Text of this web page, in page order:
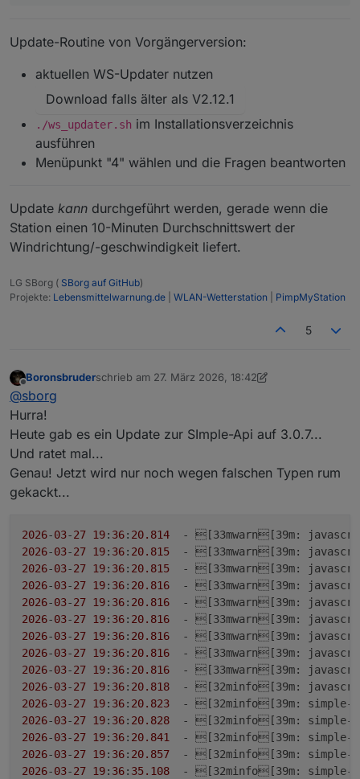
Update-Routine von Vorgängerversion:
aktuellen WS-Updater nutzen
Download falls älter als V2.12.1
./ws_updater.sh im Installationsverzeichnis
ausführen
Menüpunkt "4" wählen und die Fragen beantworten
Update kann durchgeführt werden, gerade wenn die
Station einen 10-Minuten Durchschnittswert der
Windrichtung/-geschwindigkeit liefert.
LG SBorg ( SBorg auf GitHub)
Projekte: Lebensmittelwarnung.de WLAN-Wetterstation PimpMyStation
5
Offline
Boronsbruderschrieb am 27. März 2026, 18:42
zuletzt editiert von Boronsbruder
@sborg
Hurra!
Heute gab es ein Update zur SImple-Api auf 3.0.7...
Und ratet mal...
Genau! Jetzt wird nur noch wegen falschen Typen rum
gekackt...
2026-03-27 19: 36: 20.814
  - [33mwarn[39
m:
2026-03-27 19: 36: 20.815
  - [33mwarn[39
m:
2026-03-27 19: 36: 20.815
  - [33mwarn[39
m:
2026-03-27 19: 36: 20.816
  - [33mwarn[39
m:
2026-03-27 19: 36: 20.816
  - [33mwarn[39
m:
2026-03-27 19: 36: 20.816
  - [33mwarn[39
m:
2026-03-27 19: 36: 20.816
  - [33mwarn[39
m:
2026-03-27 19: 36: 20.816
  - [33mwarn[39
m:
2026-03-27 19: 36: 20.816
  - [33mwarn[39
m:
2026-03-27 19: 36: 20.818
  - [32minfo[39
m:
2026-03-27 19: 36: 20.823
  - [32minfo[39
m: simple-
2026-03-27 19: 36: 20.828
  - [32minfo[39
m: simple-
2026-03-27 19: 36: 20.841
  - [32minfo[39
m: simple-
2026-03-27 19: 36: 20.857
  - [32minfo[39
m: simple-
2026-03-27 19: 36: 35.108
  - [32minfo[39
m: simple-